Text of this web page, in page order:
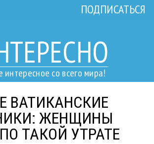
интересное со всего мира!
ПОДПИСАТЬСЯ
ВАТИКАНСКИЕ
ЖЕНЩИНЫ
ТАКОЙ УТРАТЕ